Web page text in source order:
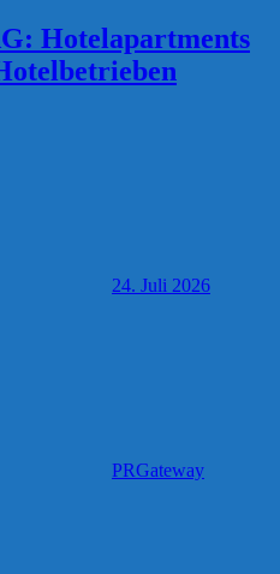
Hotelapartments
24. Juli 2026
PRGateway